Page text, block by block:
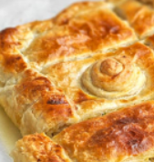
Μανιταρόπιτα με
Συγκλονιστική
αρωματική και